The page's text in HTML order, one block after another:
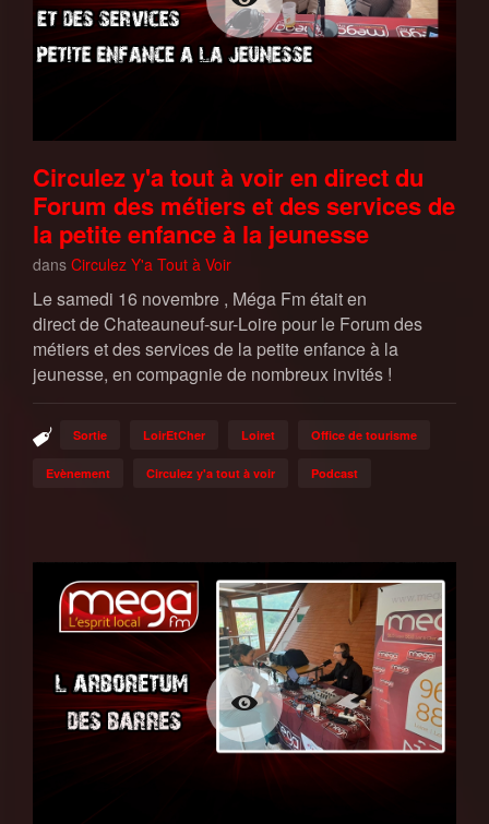
Circulez y'a tout à voir en direct du
Forum des métiers et des services de
la petite enfance à la jeunesse
dans Circulez Y'a Tout à Voir
Le samedi 16 novembre , Méga Fm était en
direct de Chateauneuf-sur-Loire pour le Forum des
métiers et des services de la petite enfance à la
jeunesse, en compagnie de nombreux invités !
Sortie LoirEtCher Loiret Office de tourisme
Evènement Circulez y'a tout à voir Podcast